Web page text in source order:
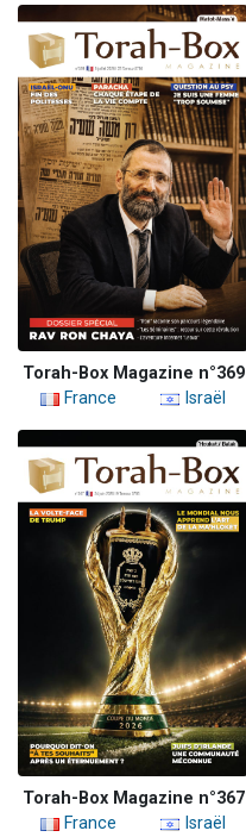
Torah-Box Magazine n°369
France
Israël
Torah-Box Magazine n°367
France
Israël